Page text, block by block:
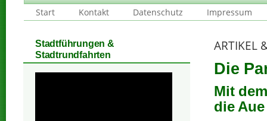
Start
Kontakt Datenschutz Impressum
ARTIKEL
Die
Mit
die
Stadtführungen &
Stadtrundfahrten